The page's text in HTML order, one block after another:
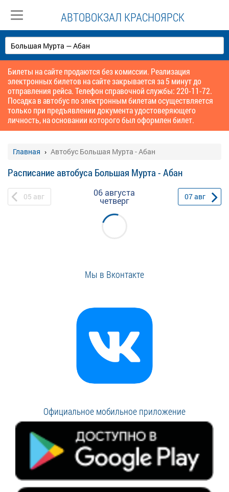
АВТОВОКЗАЛ КРАСНОЯРСК
Билеты на сайте продаются без комиссии. Реализация
электронных билетов на сайте закрывается за 5 минут до
отправления рейса. Телефон справочной службы: 220-11-72.
Посадка в автобус по электронным билетам осуществляется
только при предъявлении документа удостоверяющего
личность, на основании которого был оформлен билет.
Главная Автобус Большая Мурта - Абан
Расписание автобуса Большая Мурта - Абан
05 авг 06 августа
четверг 07авг
Мы в Вконтакте
Официальное мобильное приложение